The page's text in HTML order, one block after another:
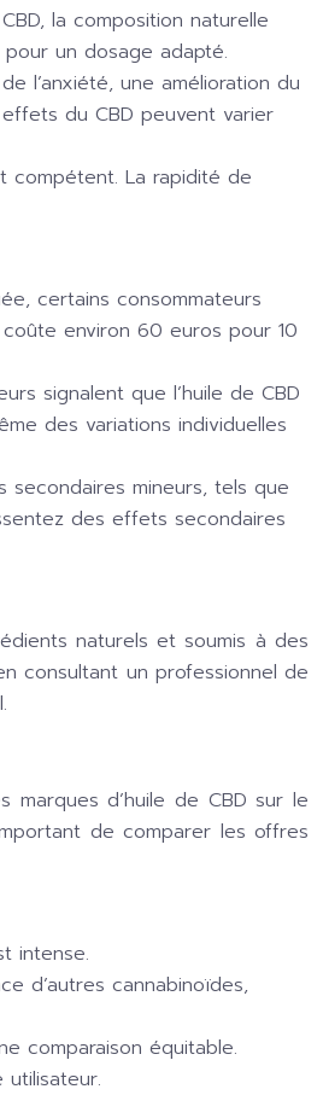
la composition naturelle
un dosage adapté.
l’anxiété, une amélioration du
du CBD peuvent varier
compétent. La rapidité de
certains consommateurs
environ 60 euros pour 10
signalent que l’huile de CBD
des variations individuelles
mineurs, tels que
des effets secondaires
naturels et soumis à des
consultant un professionnel de
marques d’huile de CBD sur le
de comparer les offres
intense.
d’autres cannabinoïdes,
comparaison équitable.